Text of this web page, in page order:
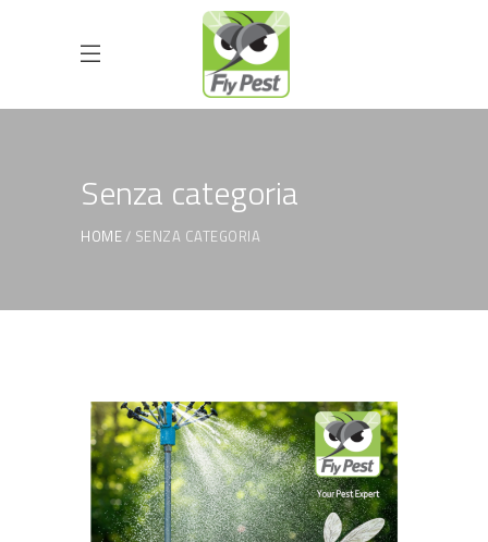
Senza categoria
HOME SENZA CATEGORIA